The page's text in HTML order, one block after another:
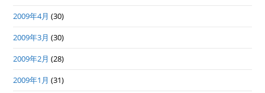
2009年4月 (30)
2009年3月 (30)
2009年2月 (28)
2009年1月 (31)